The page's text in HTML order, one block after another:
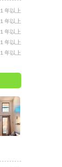
１年以上
１年以上
１年以上
１年以上
１年以上